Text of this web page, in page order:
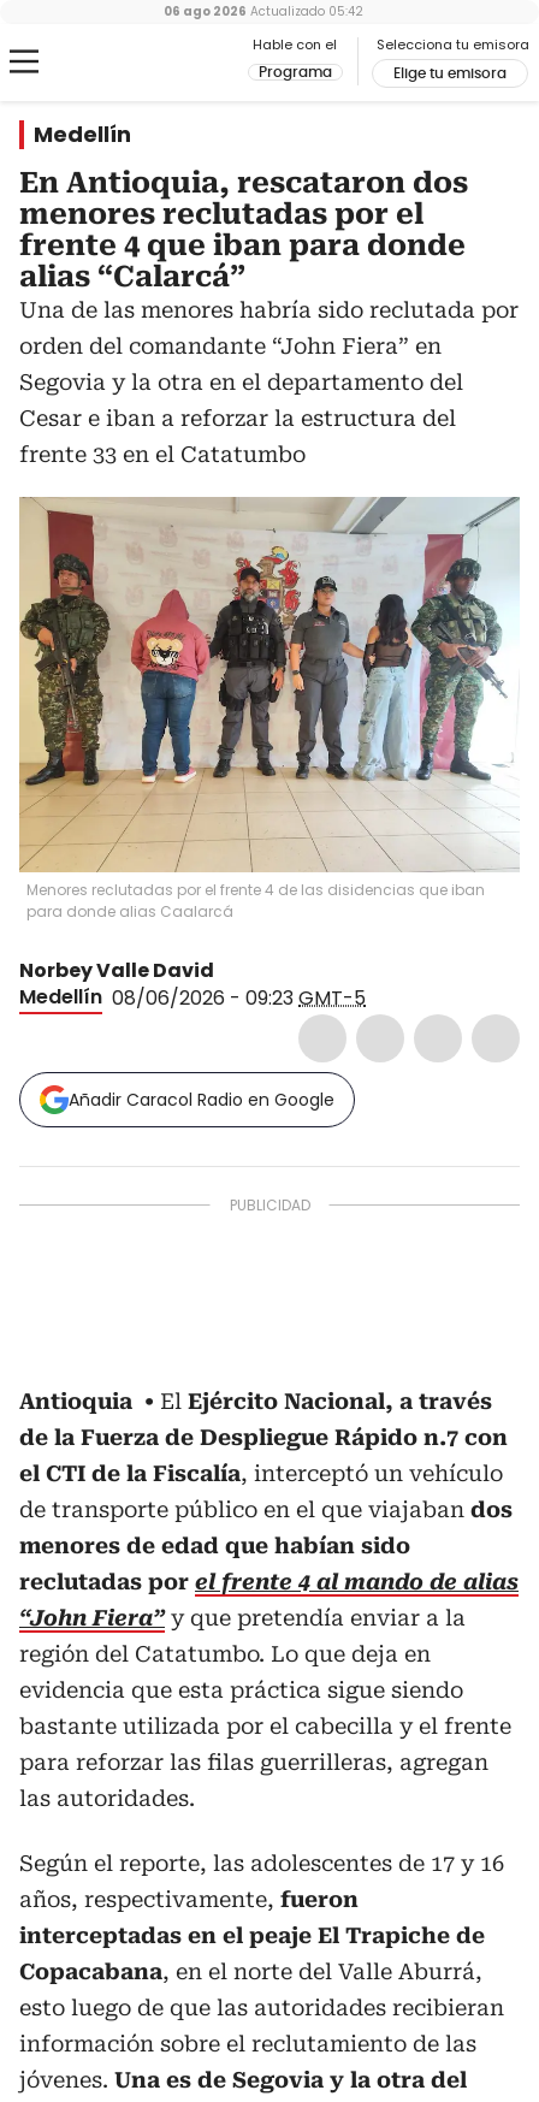
Hable con el
Programa
Selecciona tu emisora
Elige tu emisora
06 ago 2026 Actualizado 05:42
Medellín
En Antioquia, rescataron dos
menores reclutadas por el
frente 4 que iban para donde
alias “Calarcá”
Una de las menores habría sido reclutada por
orden del comandante “John Fiera” en
Segovia y la otra en el departamento del
Cesar e iban a reforzar la estructura del
frente 33 en el Catatumbo
Menores reclutadas por el frente 4 de las disidencias que iban
para donde alias Caalarcá
Norbey Valle David
Medellín 08/06/2026 - 09:23GMT-5
Añadir Caracol Radio en Google
Antioquia El Ejército Nacional, a través
de la Fuerza de Despliegue Rápido n.7 con
el CTI de la Fiscalía, interceptó un vehículo
de transporte público en el que viajaban dos
menores de edad que habían sido
reclutadas por el frente 4 al mando de alias
“John Fiera”y que pretendía enviar a la
región del Catatumbo. Lo que deja en
evidencia que esta práctica sigue siendo
bastante utilizada por el cabecilla y el frente
para reforzar las filas guerrilleras, agregan
las autoridades.
Según el reporte, las adolescentes de 17 y 16
años, respectivamente, fueron
interceptadas en el peaje El Trapiche de
Copacabana, en el norte del Valle Aburrá,
esto luego de que las autoridades recibieran
información sobre el reclutamiento de las
jóvenes. Una es de Segovia y la otra del